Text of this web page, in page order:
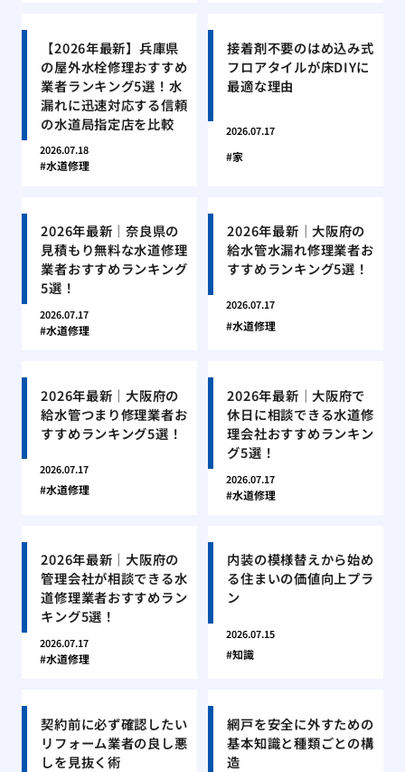
【2026年最新】兵庫県
の屋外水栓修理おすすめ
業者ランキング5選！水
漏れに迅速対応する信頼
の水道局指定店を比較
2026.07.18
水道修理
接着剤不要のはめ込み式
フロアタイルが床DIYに
最適な理由
2026.07.17
家
2026年最新｜奈良県の
見積もり無料な水道修理
業者おすすめランキング
5選！
2026.07.17
水道修理
2026年最新｜大阪府の
給水管水漏れ修理業者お
すすめランキング5選！
2026.07.17
水道修理
2026年最新｜大阪府の
給水管つまり修理業者お
すすめランキング5選！
2026.07.17
水道修理
2026年最新｜大阪府で
休日に相談できる水道修
理会社おすすめランキン
グ5選！
2026.07.17
水道修理
2026年最新｜大阪府の
管理会社が相談できる水
道修理業者おすすめラン
キング5選！
2026.07.17
水道修理
内装の模様替えから始め
る住まいの価値向上プラ
ン
2026.07.15
知識
契約前に必ず確認したい
リフォーム業者の良し悪
しを見抜く術
網戸を安全に外すための
基本知識と種類ごとの構
造